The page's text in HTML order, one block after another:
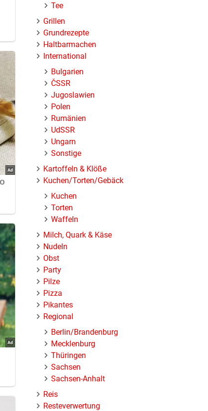
Tee
Grillen
Grundrezepte
Haltbarmachen
International
Bulgarien
ČSSR
Jugoslawien
Polen
Rumänien
UdSSR
Ungarn
Sonstige
Kartoffeln & Klöße
Kuchen/Torten/Gebäck
Kuchen
Torten
Waffeln
Milch, Quark & Käse
Nudeln
Obst
Party
Pilze
Pizza
Pikantes
Regional
Berlin/Brandenburg
Mecklenburg
Thüringen
Sachsen
Sachsen-Anhalt
Reis
Resteverwertung